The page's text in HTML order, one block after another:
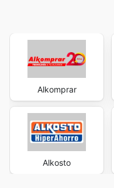
Alkomprar
Alkosto